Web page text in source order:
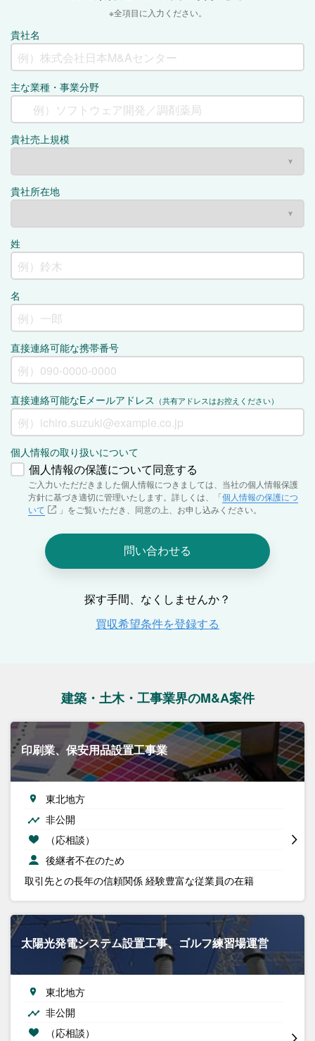
建築・土木・工事業界のM&A案件
印刷業、保安用品設置工事業
東北地方
非公開
（応相談）
後継者不在のため
取引先との長年の信頼関係 経験豊富な従業員の在籍
太陽光発電システム設置工事、ゴルフ練習場運営
東北地方
非公開
（応相談）